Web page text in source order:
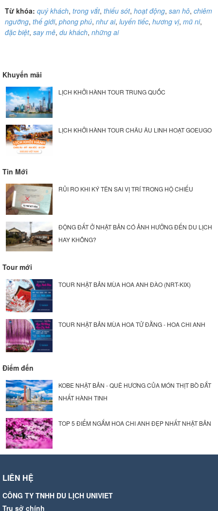
Từ khóa: quý khách, trong vắt, thiếu sót, hoạt động, san hô, chiêm
ngưỡng, thế giới, phong phú, như ai, luyến tiếc, hương vị, mũ ni,
đặc biệt, say mê, du khách, những ai
Khuyến mãi
LỊCH KHỞI HÀNH TOUR TRUNG QUỐC
LỊCH KHỞI HÀNH TOUR CHÂU ÂU LINH HOẠT GOEUGO
Tin Mới
RỦI RO KHI KÝ TÊN SAI VỊ TRÍ TRONG HỘ CHIẾU
ĐỘNG ĐẤT Ở NHẬT BẢN CÓ ẢNH HƯỞNG ĐẾN DU LỊCH
HAY KHÔNG?
Tour mới
TOUR NHẬT BẢN MÙA HOA ANH ĐÀO (NRT-KIX)
TOUR NHẬT BẢN MÙA HOA TỬ ĐẰNG - HOA CHI ANH
Điểm đến
KOBE NHẬT BẢN - QUÊ HƯƠNG CỦA MÓN THỊT BÒ ĐẮT
NHẤT HÀNH TINH
TOP 5 ĐIỂM NGẮM HOA CHI ANH ĐẸP NHẤT NHẬT BẢN
LIÊN HỆ
CÔNG TY TNHH DU LỊCH UNIVIET
Trụ sở chính